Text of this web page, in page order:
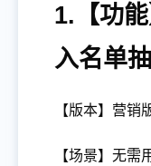
1.【功
入名单
【版本】营销
【场景】无需